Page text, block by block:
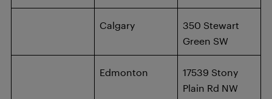
Calgary
350 Stewart
Green SW
Edmonton
17539 Stony
Plain Rd NW